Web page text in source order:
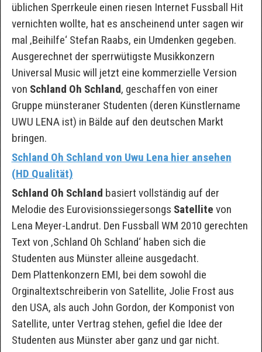
üblichen Sperrkeule einen riesen Internet Fussball Hit
vernichten wollte, hat es anscheinend unter sagen wir
mal ‚Beihilfe‘ Stefan Raabs, ein Umdenken gegeben.
Ausgerechnet der sperrwütigste Musikkonzern
Universal Music will jetzt eine kommerzielle Version
von Schland Oh Schland, geschaffen von einer
Gruppe münsteraner Studenten (deren Künstlername
UWU LENA ist) in Bälde auf den deutschen Markt
bringen.
Schland Oh Schland von Uwu Lena hier ansehen
(HD Qualität)
Schland Oh Schland basiert vollständig auf der
Melodie des Eurovisionssiegersongs Satellite von
Lena Meyer-Landrut. Den Fussball WM 2010 gerechten
Text von ‚Schland Oh Schland‘ haben sich die
Studenten aus Münster alleine ausgedacht.
Dem Plattenkonzern EMI, bei dem sowohl die
Orginaltextschreiberin von Satellite, Jolie Frost aus
den USA, als auch John Gordon, der Komponist von
Satellite, unter Vertrag stehen, gefiel die Idee der
Studenten aus Münster aber ganz und gar nicht.